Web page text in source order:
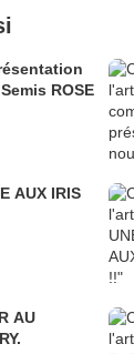
ROSE
AUX IRIS
AU